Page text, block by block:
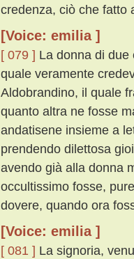
credenza, ciò che fatto
[Voice: emilia ]
[ 079 ] La donna di
quale veramente
Aldobrandino, il quale
quanto altra ne fosse
andatisene insieme a
prendendo dilettosa
avendo già alla donna
occultissimo fosse,
dovere, quando ora
[Voice: emilia ]
[ 081 ] La signoria,